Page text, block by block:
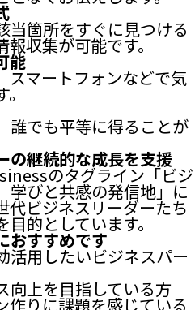
当箇所をすぐに見つける
収集が可能です。
能
スマートフォンなどで気
誰でも平等に得ることが
の継続的な成長を支援
のタグライン「ビジ
学びと共感の発信地」に
代ビジネスリーダーたち
的としています。
おすすめです
活用したいビジネスパー
向上を目指している方
作りに課題を感じている